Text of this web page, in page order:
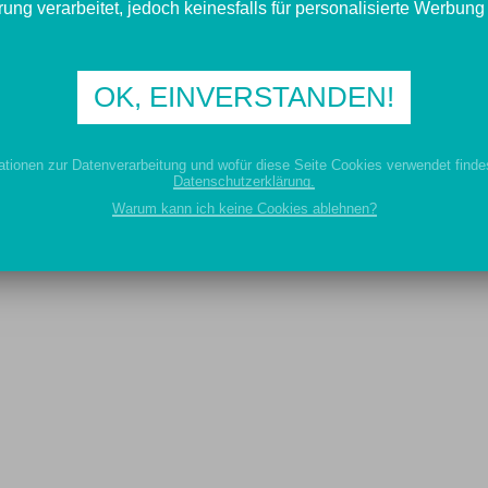
verarbeitet, jedoch keinesfalls für personalisierte
OK, EINVERSTANDEN!
zur Datenverarbeitung und wofür diese Seite Cookies verwendet
Datenschutzerklärung.
Warum kann ich keine Cookies ablehnen?
ZUM
(LHG Landesvorsitzender) im Podcast der
zum Thema Stipendien